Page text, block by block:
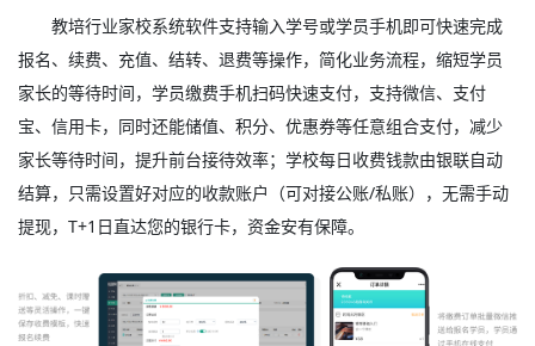
教培行业家校系统软件支持输入学号或学员手机即可快速完成
报名、续费、充值、结转、退费等操作，简化业务流程，缩短学员
家长的等待时间，学员缴费手机扫码快速支付，支持微信、支付
宝、信用卡，同时还能储值、积分、优惠券等任意组合支付，减少
家长等待时间，提升前台接待效率；学校每日收费钱款由银联自动
结算，只需设置好对应的收款账户（可对接公账/私账），无需手动
提现，T+1日直达您的银行卡，资金安有保障。